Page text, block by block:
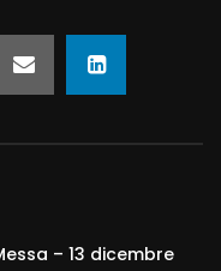
– 13 dicembre